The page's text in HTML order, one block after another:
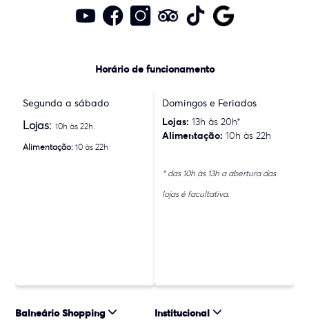
Horário de funcionamento
Segunda a sábado
Lojas:10h às 22h.
Alimentação: 10 às 22h
Domingos e Feriados
Lojas: 13h às 20h*
Alimentação: 10h às 22h
* das 10h às 13h a abertura das
lojas é facultativa.
Balneário Shopping Institucional